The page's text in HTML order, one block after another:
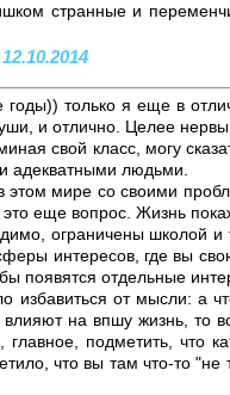
странные и
только я еще в
и отлично. Целее нервы
свой класс, могу
адекватными людьми.
этом мире со своими
еще вопрос. Жизнь
ограничены школой
интересов, где вы
появятся отдельные
избавиться от мысли: а
на впшу жизнь, то
подметить, что
что вы там что-то "не